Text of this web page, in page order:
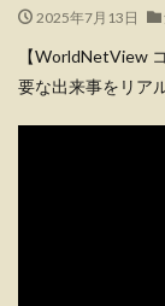
2025年7月13日
【WorldNetView
要な出来事をリア